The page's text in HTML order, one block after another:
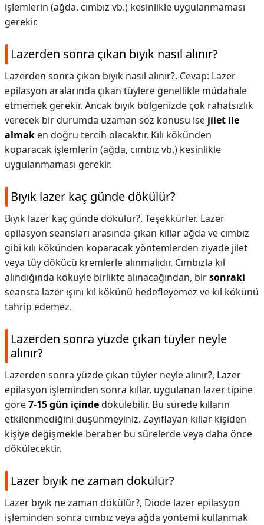
işlemlerin (ağda, cımbız vb.) kesinlikle uygulanmaması
gerekir.
Lazerden sonra çıkan bıyık nasıl alınır?
Lazerden sonra çıkan bıyık nasıl alınır?, Cevap: Lazer
epilasyon aralarında çıkan tüylere genellikle müdahale
etmemek gerekir. Ancak bıyık bölgenizde çok rahatsızlık
verecek bir durumda uzaman söz konusu ise jilet ile
almak en doğru tercih olacaktır. Kılı kökünden
koparacak işlemlerin (ağda, cımbız vb.) kesinlikle
uygulanmaması gerekir.
Bıyık lazer kaç günde dökülür?
Bıyık lazer kaç günde dökülür?, Teşekkürler. Lazer
epilasyon seansları arasında çıkan kıllar ağda ve cımbız
gibi kılı kökünden koparacak yöntemlerden ziyade jilet
veya tüy dökücü kremlerle alınmalıdır. Cımbızla kıl
alındığında köküyle birlikte alınacağından, birsonraki
seansta lazer ışını kıl kökünü hedefleyemez ve kıl kökünü
tahrip edemez.
Lazerden sonra yüzde çıkan tüyler neyle
alınır?
Lazerden sonra yüzde çıkan tüyler neyle alınır?, Lazer
epilasyon işleminden sonra kıllar, uygulanan lazer tipine
göre7-15 gün içindedökülebilir. Bu sürede kılların
etkilenmediğini düşünmeyiniz. Zayıflayan kıllar kişiden
kişiye değişmekle beraber bu sürelerde veya daha önce
dökülecektir.
Lazer bıyık ne zaman dökülür?
Lazer bıyık ne zaman dökülür?, Diode lazer epilasyon
işleminden sonra cımbız veya ağda yöntemi kullanmak